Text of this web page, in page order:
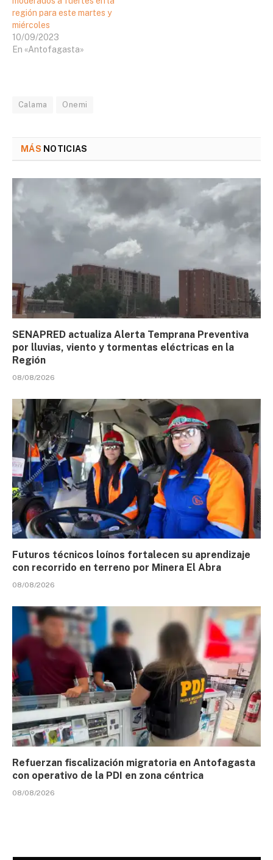
región para este martes y
miércoles
10/09/2023
En «Antofagasta»
Calama Onemi
MÁS NOTICIAS
SENAPRED actualiza Alerta Temprana Preventiva
por lluvias, viento y tormentas eléctricas en la
Región
08/08/2026
Futuros técnicos loínos fortalecen su aprendizaje
con recorrido en terreno por Minera El Abra
08/08/2026
Refuerzan fiscalización migratoria en Antofagasta
con operativo de la PDI en zona céntrica
08/08/2026